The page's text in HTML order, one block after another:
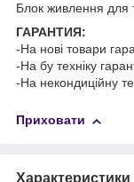
Блок живлення для
ГАРАНТИЯ:
-На нові товари
-На бу техніку
-На некондиційну
Приховати
Характеристики